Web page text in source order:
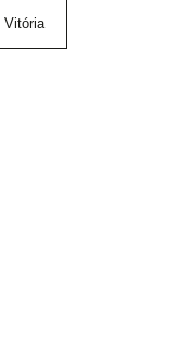
Vitória